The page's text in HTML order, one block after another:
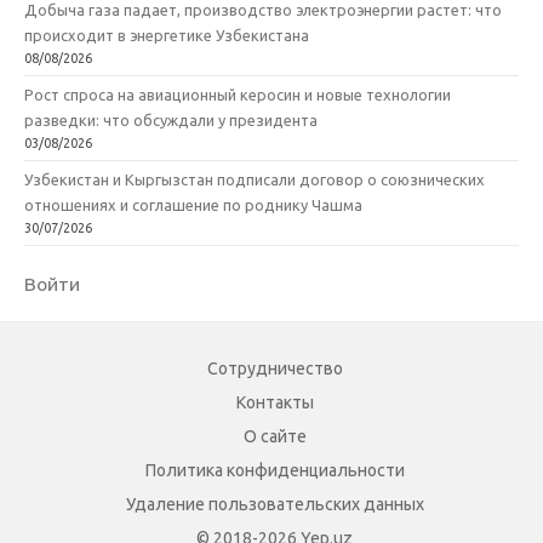
Добыча газа падает, производство электроэнергии растет: что
происходит в энергетике Узбекистана
08/08/2026
Рост спроса на авиационный керосин и новые технологии
разведки: что обсуждали у президента
03/08/2026
Узбекистан и Кыргызстан подписали договор о союзнических
отношениях и соглашение по роднику Чашма
30/07/2026
Войти
Сотрудничество
Контакты
О сайте
Политика конфиденциальности
Удаление пользовательских данных
© 2018-2026 Yep.uz